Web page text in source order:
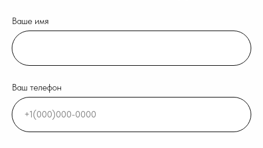
Ваше имя
Ваш телефон